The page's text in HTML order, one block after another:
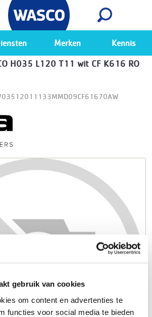
gebruik van cookies
om content en advertenties te
functies voor social media te bieden
app
Bekijk
Merken Kennis
H035 L120 T11 wit CF K616 RO